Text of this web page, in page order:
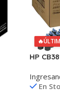
🔥
HP
P4014/
En